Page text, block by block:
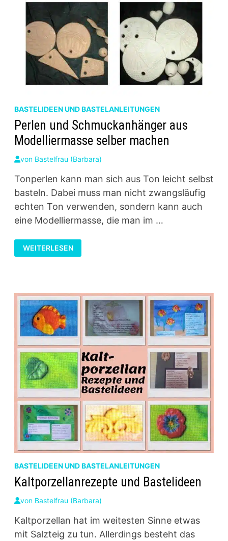
BASTELIDEEN UND BASTELANLEITUNGEN
Perlen und Schmuckanhänger aus
Modelliermasse selber machen
von Bastelfrau (Barbara)
Tonperlen kann man sich aus Ton leicht selbst
basteln. Dabei muss man nicht zwangsläufig
echten Ton verwenden, sondern kann auch
eine Modelliermasse, die man im …
PERLEN
UND
SCHMUCKANHÄNGER
WEITERLESEN
BASTELIDEEN UND BASTELANLEITUNGEN
Kaltporzellanrezepte und Bastelideen
von Bastelfrau (Barbara)
Kaltporzellan hat im weitesten Sinne etwas
mit Salzteig zu tun. Allerdings besteht das